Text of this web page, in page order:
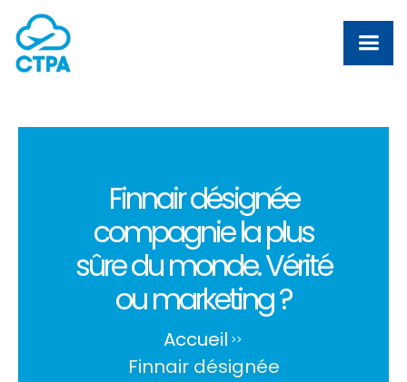
Finnair désignée
compagnie la plus
sûre du monde. Vérité
ou marketing ?
Accueil >>
Finnair désignée